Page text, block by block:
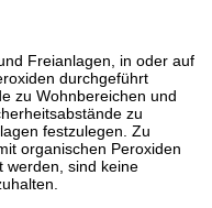
Freianlagen, in oder auf
durchgeführt
zu Wohnbereichen und
zu
festzulegen. Zu
organischen Peroxiden
werden, sind keine